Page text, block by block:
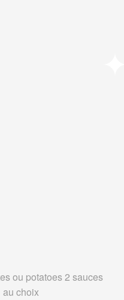
ou potatoes 2 sauces
choix